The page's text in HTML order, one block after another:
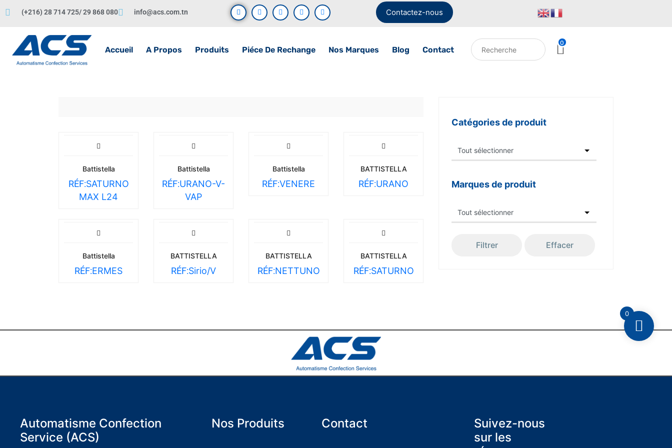
(+216) 28 714 725/ 29 868 080 info@acs.com.tn Contactez-nous
Accueil A Propos Produits Piéce De Rechange Nos Marques Blog Contact
0
Battistella
RÉF:SATURNO
MAX L24
Battistella
RÉF:URANO-V-
VAP
Battistella
RÉF:VENERE
BATTISTELLA
RÉF:URANO
Battistella
RÉF:ERMES
BATTISTELLA
RÉF:Sirio/V
BATTISTELLA
RÉF:NETTUNO
BATTISTELLA
RÉF:SATURNO
Catégories de produit
Marques de produit
Filtrer Effacer
Automatisme Confection
Service (ACS)
Nos Produits Contact
Suivez-nous
sur les
0